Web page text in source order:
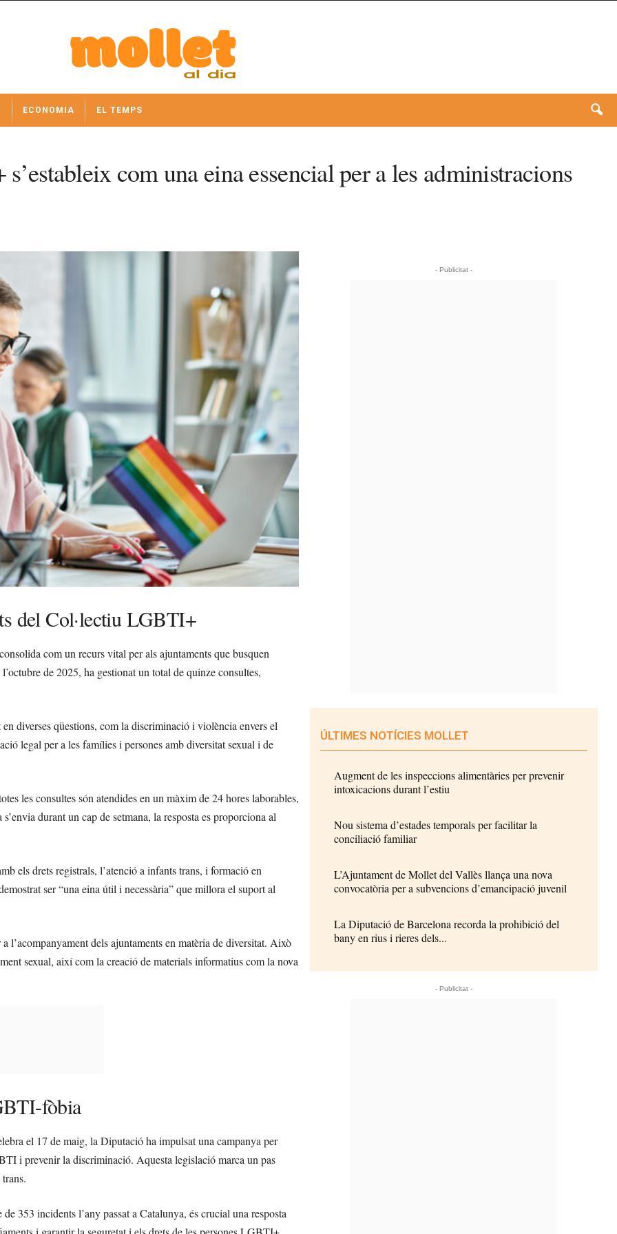
ECONOMIA EL TEMPS
com una eina essencial per a les administracions
del Col·lectiu LGBTI+
com un recurs vital per als ajuntaments que busquen
de 2025, ha gestionat un total de quinze consultes,
diverses qüestions, com la discriminació i violència envers el
legal per a les famílies i persones amb diversitat sexual i de
les consultes són atendides en un màxim de 24 hores laborables,
durant un cap de setmana, la resposta es proporciona al
els drets registrals, l’atenció a infants trans, i formació en
ser “una eina útil i necessària” que millora el suport al
l’acompanyament dels ajuntaments en matèria de diversitat. Això
sexual, així com la creació de materials informatius com la nova
fòbia
el 17 de maig, la Diputació ha impulsat una campanya per
i prevenir la discriminació. Aquesta legislació marca un pas
353 incidents l’any passat a Catalunya, és crucial una resposta
- Publicitat -
ÚLTIMES NOTÍCIES MOLLET
Augment de les inspeccions alimentàries per prevenir
intoxicacions durant l’estiu
Nou sistema d’estades temporals per facilitar la
conciliació familiar
L’Ajuntament de Mollet del Vallès llança una nova
convocatòria per a subvencions d’emancipació juvenil
La Diputació de Barcelona recorda la prohibició del
bany en rius i rieres dels...
- Publicitat -